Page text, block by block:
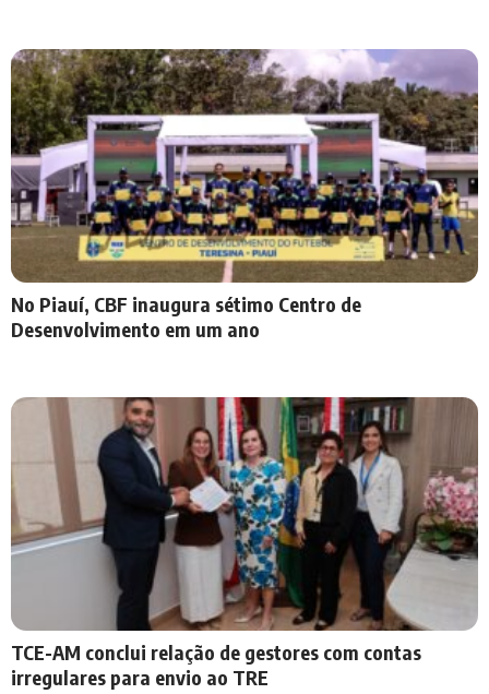
No Piauí, CBF inaugura sétimo Centro de
Desenvolvimento em um ano
TCE-AM conclui relação de gestores com contas
irregulares para envio ao TRE